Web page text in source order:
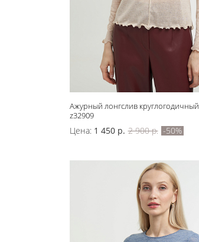
Ажурный лонгслив круглогодичный
z32909
Цена: 1 450 р. 2 900 р. -50%